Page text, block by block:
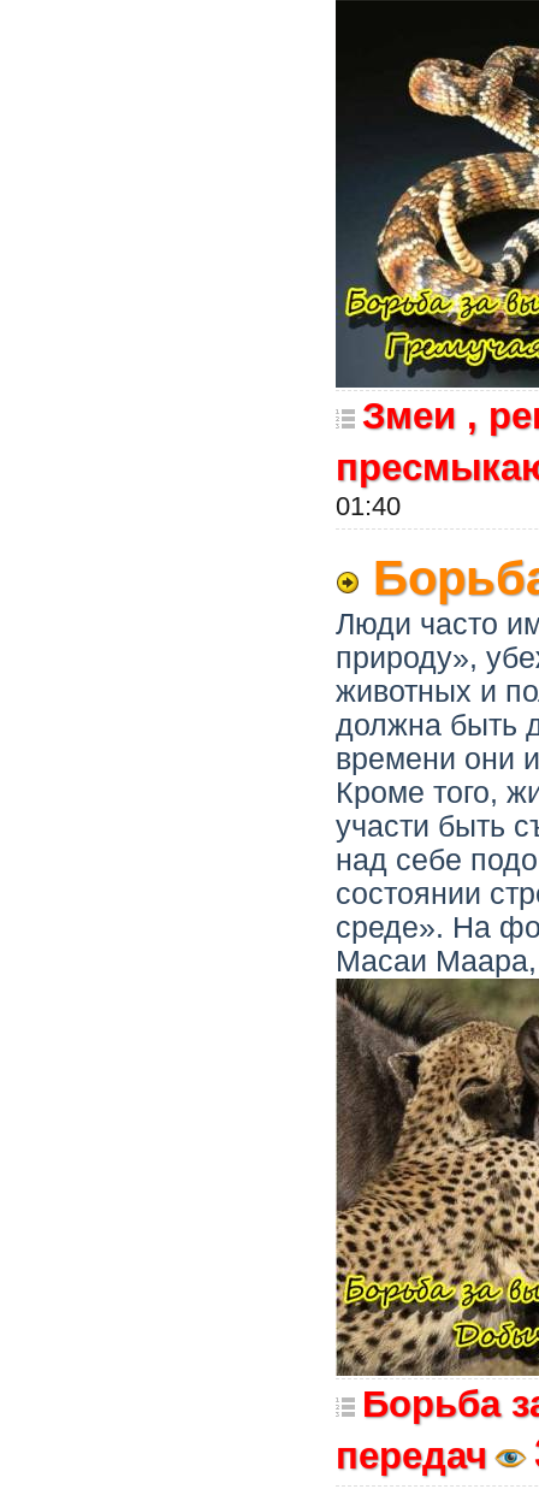
Змеи ,
01:40
Люди часто
природу»,
животных и
должна быть
времени они
Кроме того,
участи быть
над себе
состоянии
среде». На
Масаи
Борьба
передач